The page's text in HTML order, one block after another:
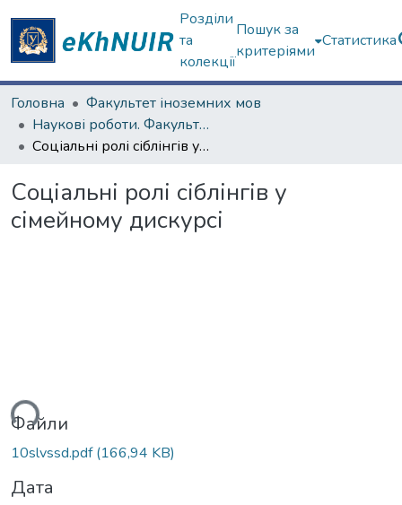
Розділи
та
колекції
Пошук за
критеріями
Статистика
Головна
Факультет іноземних мов
Наукові роботи. Факультет іноземних мов
Соціальні ролі сіблінгів у сімейному дискурсі
Соціальні ролі сіблінгів у
сімейному дискурсі
Файли
10slvssd.pdf(166,94 KB)
Дата